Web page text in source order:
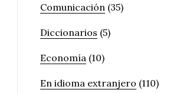
Comunicación (35)
Diccionarios (5)
Economía (10)
En idioma extranjero (110)